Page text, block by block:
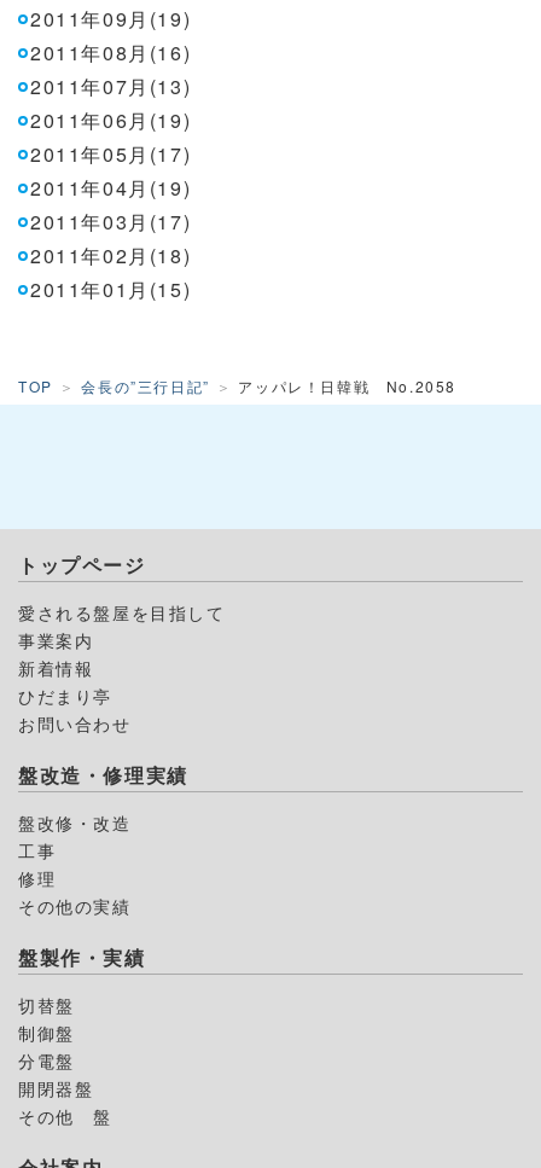
2011年09月(19)
2011年08月(16)
2011年07月(13)
2011年06月(19)
2011年05月(17)
2011年04月(19)
2011年03月(17)
2011年02月(18)
2011年01月(15)
TOP 会長の”三行日記” アッパレ！日韓戦 No.2058
トップページ
愛される盤屋を目指して
事業案内
新着情報
ひだまり亭
お問い合わせ
盤改造・修理実績
盤改修・改造
工事
修理
その他の実績
盤製作・実績
切替盤
制御盤
分電盤
開閉器盤
その他 盤